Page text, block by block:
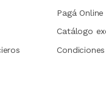
Pagá Online
Catálogo
Condiciones